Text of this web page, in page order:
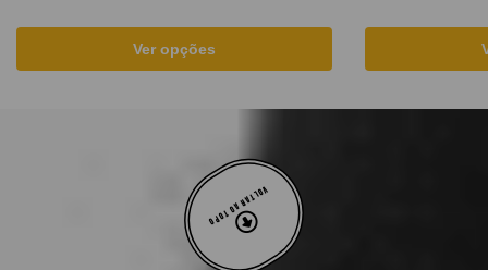
Ver opções
VOLTAR AO TOPO